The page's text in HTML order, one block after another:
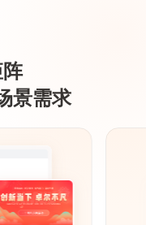
智能增长。
景需求